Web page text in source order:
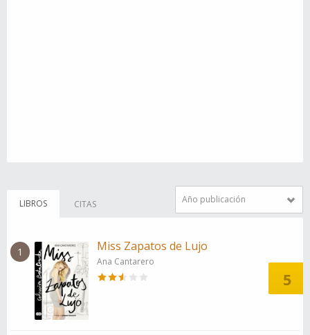
LIBROS CITAS Año publicación
1 Miss Zapatos de Lujo
Ana Cantarero
5